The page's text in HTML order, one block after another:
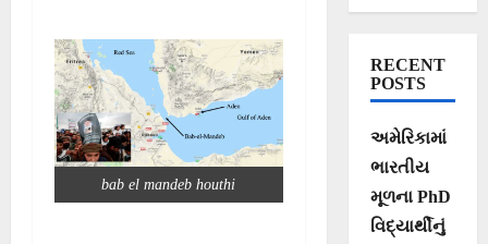
ભડકાની ભીતિ
bab el mandeb houthi
RECENT
POSTS
અમેરિકામાં
ભારતીય
મૂળના PhD
વિદ્યાર્થીનું